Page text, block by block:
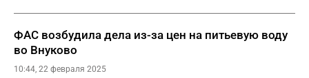
ФАС возбудила дела из-за цен на питьевую воду
во Внуково
10:44, 22 февраля 2025